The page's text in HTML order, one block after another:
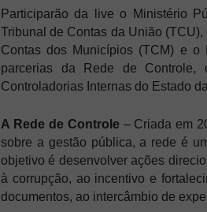
Participarão da live o Ministério
Tribunal de Contas da União
Contas dos Municípios (TCM) e
parcerias da Rede de Controle,
Controladorias Internas do Estado
A Rede de Controle – Criada em
sobre a gestão pública, a rede é
objetivo é desenvolver ações
à corrupção, ao incentivo e
documentos, ao intercâmbio de